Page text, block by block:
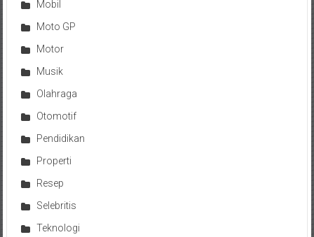
Mobil
Moto GP
Motor
Musik
Olahraga
Otomotif
Pendidikan
Properti
Resep
Selebritis
Teknologi